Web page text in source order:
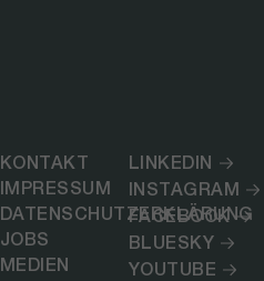
KONTAKT
IMPRESSUM
DATENSCHUTZERKLÄRUNG
JOBS
MEDIEN
LINKEDIN
INSTAGRAM
FACEBOOK
BLUESKY
YOUTUBE